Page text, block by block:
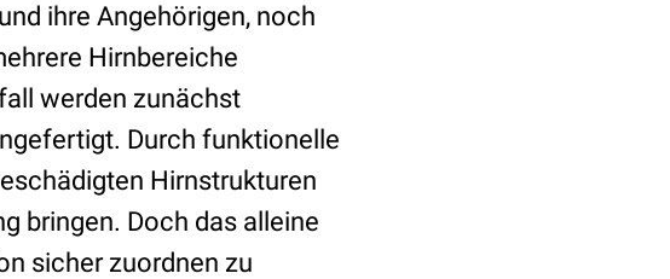
ihre Angehörigen, noch
Hirnbereiche
werden zunächst
Durch funktionelle
Hirnstrukturen
bringen. Doch das alleine
sicher zuordnen zu